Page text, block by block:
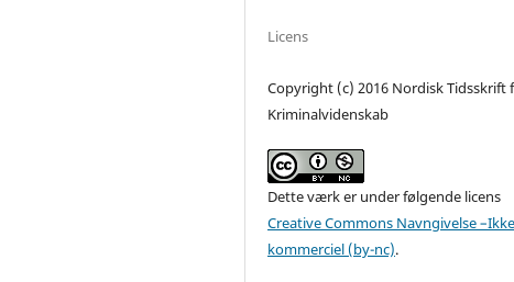
Licens
Copyright (c) 2016 Nordisk Tidsskrift
Kriminalvidenskab
Dette værk er under følgende licens
Creative Commons Navngivelse
kommerciel (by-nc).